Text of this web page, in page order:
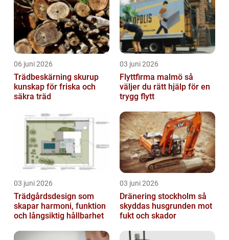
06 juni 2026
Trädbeskärning skurup
kunskap för friska och
säkra träd
03 juni 2026
Flyttfirma malmö så
väljer du rätt hjälp för en
trygg flytt
03 juni 2026
Trädgårdsdesign som
skapar harmoni, funktion
och långsiktig hållbarhet
03 juni 2026
Dränering stockholm så
skyddas husgrunden mot
fukt och skador